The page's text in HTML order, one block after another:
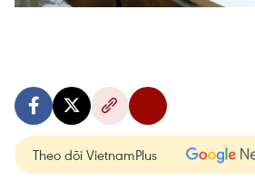
Theo dõi VietnamPlus